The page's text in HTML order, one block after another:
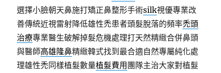
選擇小臉朝天鼻施打矯正鼻整形手術silk視優專業改
善傳統近視雷射降低雄性禿患者頭髮脫落的頻率禿頭
治療專業醫生破解掉髮危機處理打天然精緻合併鼻頭
與醫師高雄隆鼻精緻韓式找到最合適自然專屬純化處
理雄性禿同樣植髮數量植髮費用團隊主治大家對植髮